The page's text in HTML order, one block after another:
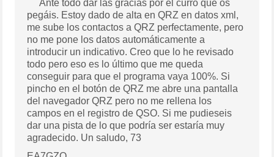
Ante todo dar las gracias por el curro que os
pegáis. Estoy dado de alta en QRZ en datos xml,
me sube los contactos a QRZ perfectamente, pero
no me pone los datos automáticamente a
introducir un indicativo. Creo que lo he revisado
todo pero eso es lo último que me queda
conseguir para que el programa vaya 100%. Si
pincho en el botón de QRZ me abre una pantalla
del navegador QRZ pero no me rellena los
campos en el registro de QSO. Si me pudieseis
dar una pista de lo que podría ser estaría muy
agradecido. Un saludo, 73